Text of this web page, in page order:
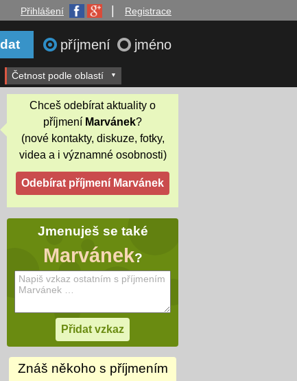
Přihlášení Registrace
příjmení jméno
Četnost podle oblastí
Chceš odebírat aktuality o
příjmení Marvánek?
(nové kontakty, diskuze, fotky,
videa a i významné osobnosti)
Jmenuješ se také
Marvánek?
Znáš někoho s příjmením